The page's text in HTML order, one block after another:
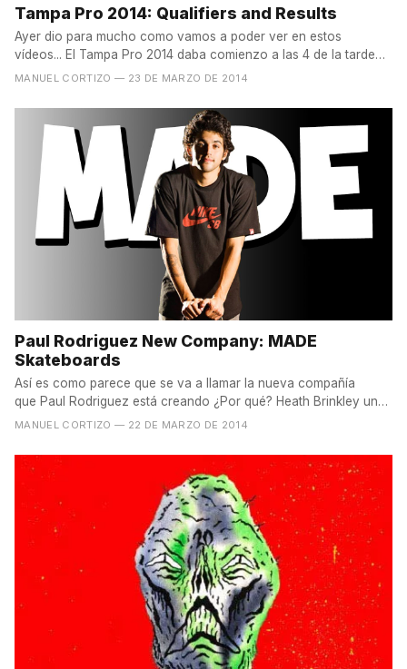
Tampa Pro 2014: Qualifiers and Results
Ayer dio para mucho como vamos a poder ver en estos
vídeos... El Tampa Pro 2014 daba comienzo a las 4 de la tarde
y...
MANUEL CORTIZO — 23 DE MARZO DE 2014
Paul Rodriguez New Company: MADE
Skateboards
Así es como parece que se va a llamar la nueva compañía
que Paul Rodriguez está creando ¿Por qué? Heath Brinkley uno
de...
MANUEL CORTIZO — 22 DE MARZO DE 2014